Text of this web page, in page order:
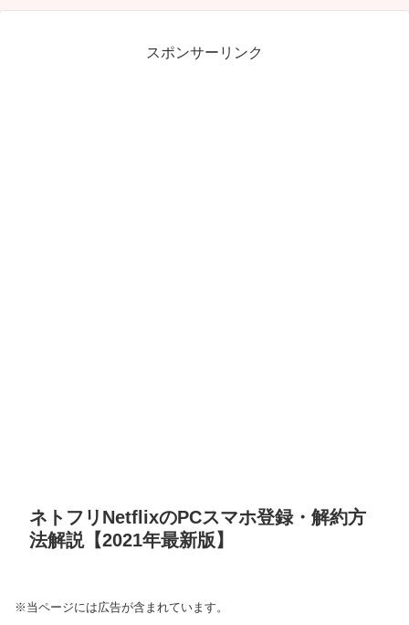
スポンサーリンク
ネトフリNetflixのPCスマホ登録・解約方
法解説【2021年最新版】
※当ページには広告が含まれています。